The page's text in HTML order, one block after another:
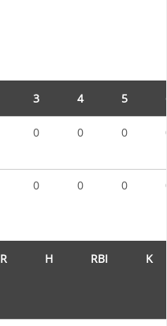
3 4 5
0 0 0
0 0 0
R H RBI K